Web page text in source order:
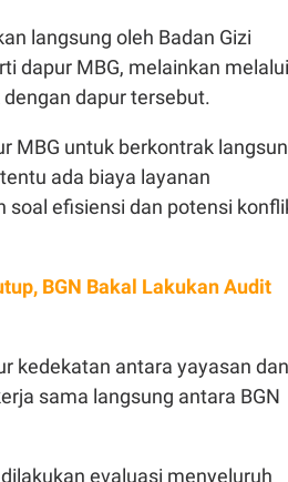
langsung oleh Badan Gizi
dapur MBG, melainkan melalui
dapur tersebut.
MBG untuk berkontrak
ada biaya layanan
efisiensi dan potensi
BGN Bakal Lakukan Audit
kedekatan antara yayasan dan
sama langsung antara BGN
evaluasi menyeluruh